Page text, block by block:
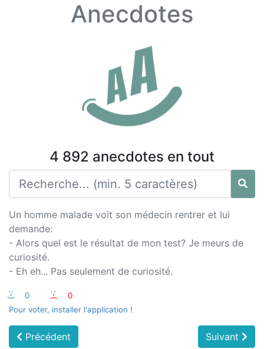
Anecdotes
4 892 anecdotes en tout
Un homme malade voit son médecin rentrer et lui
demande:
- Alors quel est le résultat de mon test? Je meurs de
curiosité.
- Eh eh... Pas seulement de curiosité.
:-) 0 :-(
0
Pour voter, installer l'application !
Précédent Suivant